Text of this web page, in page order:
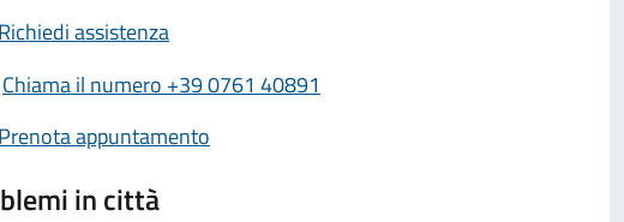
Richiedi assistenza
Chiama il numero +39 0761 40891
Prenota appuntamento
in città